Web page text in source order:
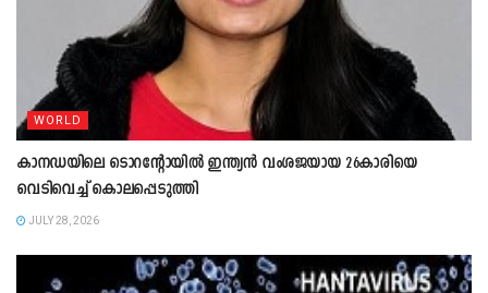
WORLD
കാനഡയിലെ ടൊറന്റോയിൽ ഇന്ത്യൻ വംശജയായ 26കാരിയെ
വെടിവെച്ച് കൊലപ്പെടുത്തി
JULY 28, 2026